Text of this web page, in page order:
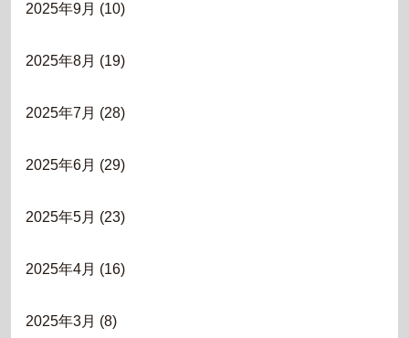
2025年9月 (10)
2025年8月 (19)
2025年7月 (28)
2025年6月 (29)
2025年5月 (23)
2025年4月 (16)
2025年3月 (8)